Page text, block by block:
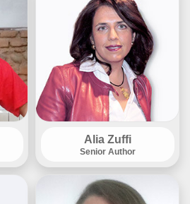
Alia Zuffi
Senior Author